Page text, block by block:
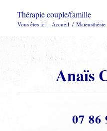
Thérapie couple/famille
Vous êtes ici : Accueil / Maïeusthésie
Anaïs
07 86